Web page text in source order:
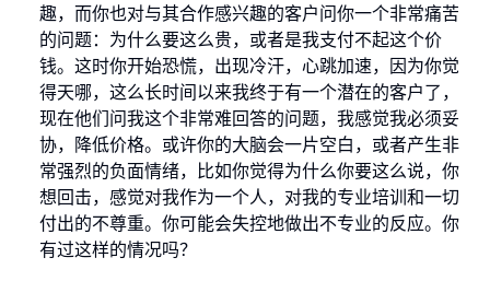
趣，而你也对与其合作感兴趣的客户问你一个非常痛苦
的问题：为什么要这么贵，或者是我支付不起这个价
钱。这时你开始恐慌，出现冷汗，心跳加速，因为你觉
得天哪，这么长时间以来我终于有一个潜在的客户了，
现在他们问我这个非常难回答的问题，我感觉我必须妥
协，降低价格。或许你的大脑会一片空白，或者产生非
常强烈的负面情绪，比如你觉得为什么你要这么说，你
想回击，感觉对我作为一个人，对我的专业培训和一切
付出的不尊重。你可能会失控地做出不专业的反应。你
有过这样的情况吗？